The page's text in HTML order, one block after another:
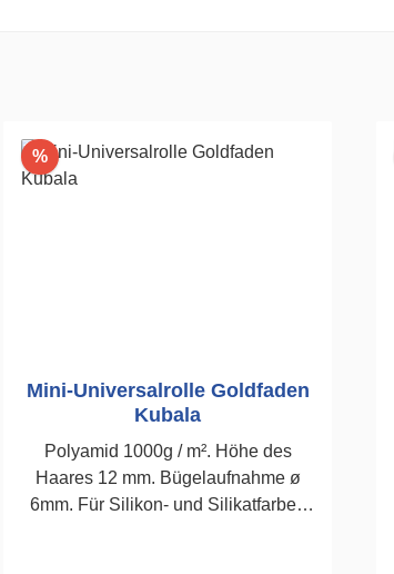
%Rabatt
Mini-Universalrolle Goldfaden
Kubala
Polyamid 1000g / m². Höhe des
Haares 12 mm. Bügelaufnahme ø
6mm. Für Silikon- und Silikatfarben